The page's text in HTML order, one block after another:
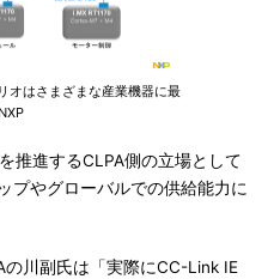
オはさまざまな産業機器に最
推進するCLPA側の立場として
プやグローバルでの供給能力に
川副氏は「実際にCC-Link IE